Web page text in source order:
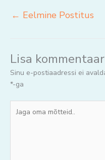
← Eelmine Postitus
Lisa kommentaar
Sinu e-postiaadressi ei
*-ga
oma